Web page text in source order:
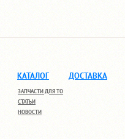
КАТАЛОГ
ЗАПЧАСТИ ДЛЯ ТО
СТАТЬИ
НОВОСТИ
ДОСТАВКА